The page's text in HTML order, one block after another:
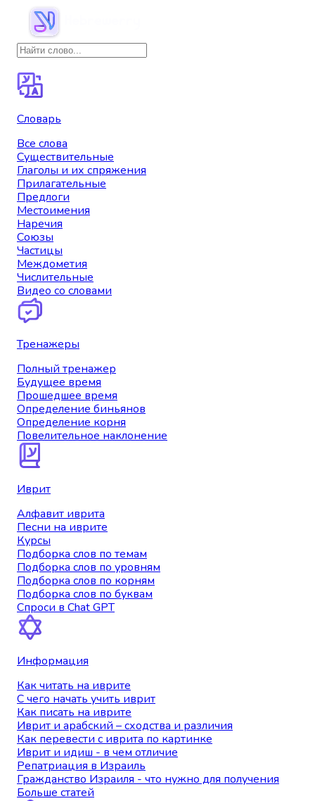
Словарь
Все слова
Существительные
Глаголы и их спряжения
Прилагательные
Предлоги
Местоимения
Наречия
Союзы
Частицы
Междометия
Числительные
Видео со словами
Тренажеры
Полный тренажер
Будущее время
Прошедшее время
Определение биньянов
Определение корня
Повелительное наклонение
Иврит
Алфавит иврита
Песни на иврите
Курсы
Подборка слов по темам
Подборка слов по уровням
Подборка слов по корням
Подборка слов по буквам
Спроси в Chat GPT
Информация
Как читать на иврите
С чего начать учить иврит
Как писать на иврите
Иврит и арабский – сходства и различия
Как перевести с иврита по картинке
Иврит и идиш - в чем отличие
Репатриация в Израиль
Гражданство Израиля - что нужно для получения
Больше статей